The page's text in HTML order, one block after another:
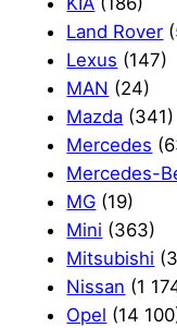
Land Rover
Lexus (147)
MAN (24)
Mazda (341)
Mercedes
Mercedes-
MG (19)
Mini (363)
Mitsubishi
Nissan (1
Opel (14